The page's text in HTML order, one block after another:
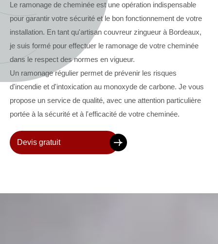
Le ramonage de cheminée est une opération indispensable
pour garantir votre sécurité et le bon fonctionnement de votre
installation. En tant qu'artisan couvreur zingueur à Bordeaux,
je suis formé pour effectuer le ramonage de votre cheminée
dans le respect des normes en vigueur.
Un ramonage régulier permet de prévenir les risques
d'incendie et d'intoxication au monoxyde de carbone. Je vous
propose un service de qualité, avec une attention particulière
portée à la sécurité et à l'efficacité de votre cheminée.
Devis gratuit